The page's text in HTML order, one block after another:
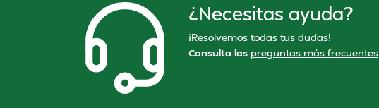
¿Necesitas ayuda?
¡Resolvemos todas tus dudas!
Consulta las preguntas más frecuentes